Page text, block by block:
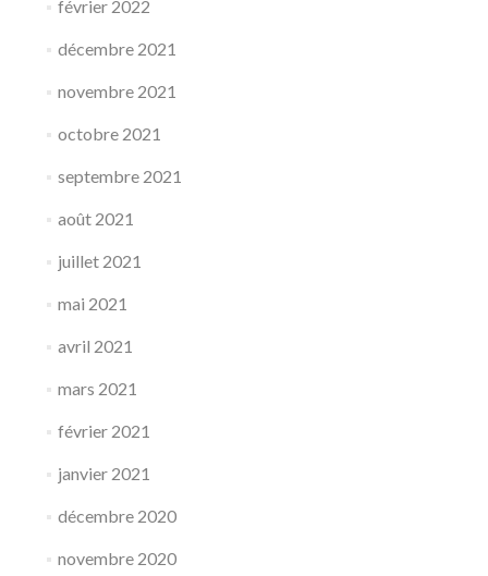
février 2022
décembre 2021
novembre 2021
octobre 2021
septembre 2021
août 2021
juillet 2021
mai 2021
avril 2021
mars 2021
février 2021
janvier 2021
décembre 2020
novembre 2020